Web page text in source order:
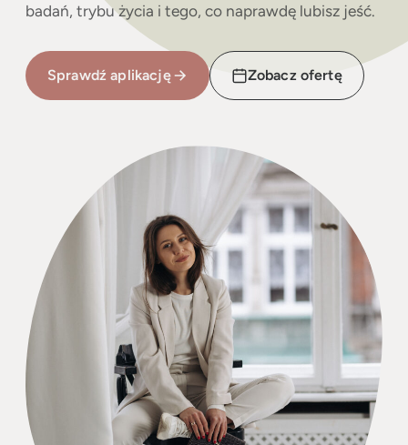
badań, trybu życia i tego, co naprawdę lubisz jeść.
Sprawdź aplikację Zobacz ofertę